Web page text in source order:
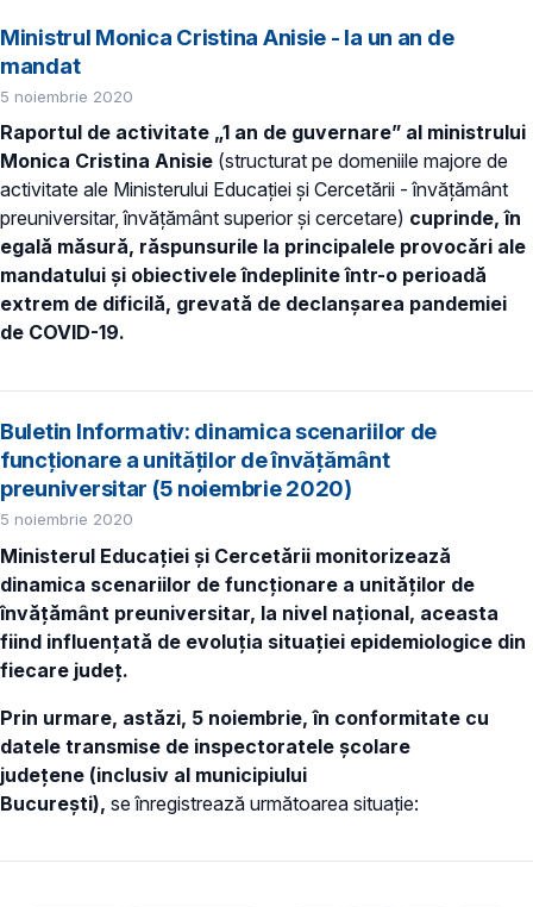
Ministrul Monica Cristina Anisie - la un an de
mandat
5 noiembrie 2020
Raportul de activitate „1 an de guvernare” al ministrului
Monica Cristina Anisie (structurat pe domeniile majore de
activitate ale Ministerului Educației și Cercetării - învățământ
preuniversitar, învățământ superior și cercetare) cuprinde, în
egală măsură, răspunsurile la principalele provocări ale
mandatului și obiectivele îndeplinite într-o perioadă
extrem de dificilă, grevată de declanșarea pandemiei
de COVID-19.
Buletin Informativ: dinamica scenariilor de
funcționare a unităților de învățământ
preuniversitar (5 noiembrie 2020)
5 noiembrie 2020
Ministerul Educației și Cercetării monitorizează
dinamica scenariilor de funcționare a unităților de
învățământ preuniversitar, la nivel național, aceasta
fiind influențată de evoluția situației epidemiologice din
fiecare județ.
Prin urmare, astăzi, 5 noiembrie, în conformitate cu
datele transmise de inspectoratele școlare
județene (inclusiv al municipiului
București), se înregistrează următoarea situație: